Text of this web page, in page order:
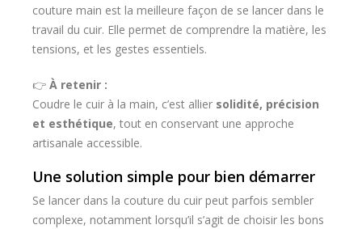
couture main est la meilleure façon de se lancer dans le
travail du cuir. Elle permet de comprendre la matière, les
tensions, et les gestes essentiels.
👉 À retenir :
Coudre le cuir à la main, c’est allier solidité, précision
et esthétique, tout en conservant une approche
artisanale accessible.
Une solution simple pour bien démarrer
Se lancer dans la couture du cuir peut parfois sembler
complexe, notamment lorsqu’il s’agit de choisir les bons